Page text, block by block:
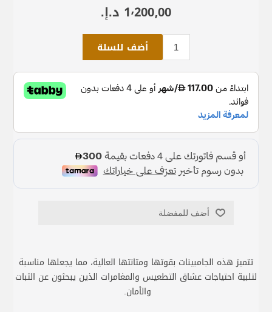
1٬200٫00 د.إ.‏
أضف للسلة
أضف للمفضلة
تتميز هذه الجامبينات بقوتها ومتانتها العالية، مما يجعلها مناسبة
لتلبية احتياجات عشاق التطعيس والمغامرات الذين يبحثون عن الثبات
والأمان.